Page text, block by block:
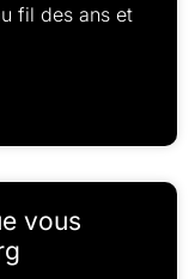
fil des ans et
vous